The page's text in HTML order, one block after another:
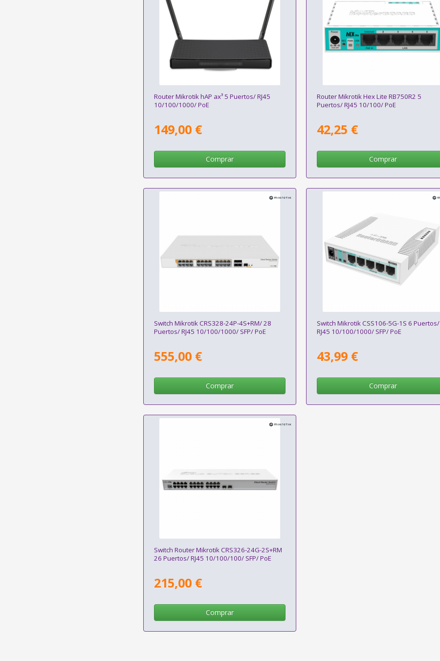
Router Mikrotik hAP ax³ 5 Puertos/ RJ45
10/100/1000/ PoE
149,00 €
Comprar
Router Mikrotik Hex Lite RB750R2 5
Puertos/ RJ45 10/100/ PoE
42,25 €
Comprar
Switch Mikrotik CRS328-24P-4S+RM/ 28
Puertos/ RJ45 10/100/1000/ SFP/ PoE
555,00 €
Comprar
Switch Mikrotik CSS106-5G-1S 6 Puertos/
RJ45 10/100/1000/ SFP/ PoE
43,99 €
Comprar
Switch Router Mikrotik CRS326-24G-2S+RM
26 Puertos/ RJ45 10/100/100/ SFP/ PoE
215,00 €
Comprar